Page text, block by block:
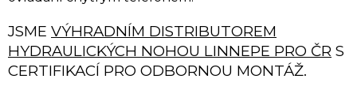
JSME VÝHRADNÍM DISTRIBUTOREM
HYDRAULICKÝCH NOHOU LINNEPE PRO ČR S
CERTIFIKACÍ PRO ODBORNOU MONTÁŽ.